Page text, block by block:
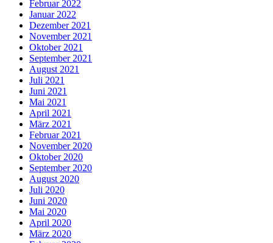
Februar 2022
Januar 2022
Dezember 2021
November 2021
Oktober 2021
September 2021
August 2021
Juli 2021
Juni 2021
Mai 2021
April 2021
März 2021
Februar 2021
November 2020
Oktober 2020
September 2020
August 2020
Juli 2020
Juni 2020
Mai 2020
April 2020
März 2020